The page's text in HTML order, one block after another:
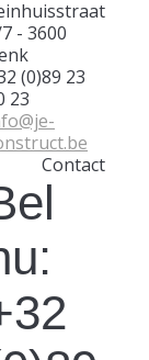
- 3600
(0)89 23
23
Contact